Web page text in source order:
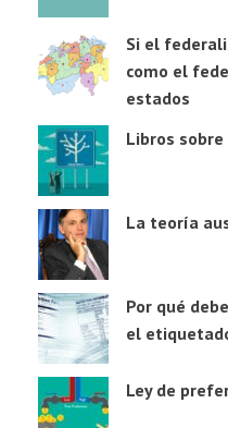
Si el
como el
estados
Libros
La teoría
Por qué
el
Ley de